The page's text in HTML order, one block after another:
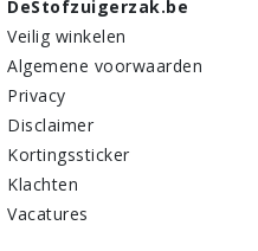
DeStofzuigerzak.be
Veilig winkelen
Algemene voorwaarden
Privacy
Disclaimer
Kortingssticker
Klachten
Vacatures